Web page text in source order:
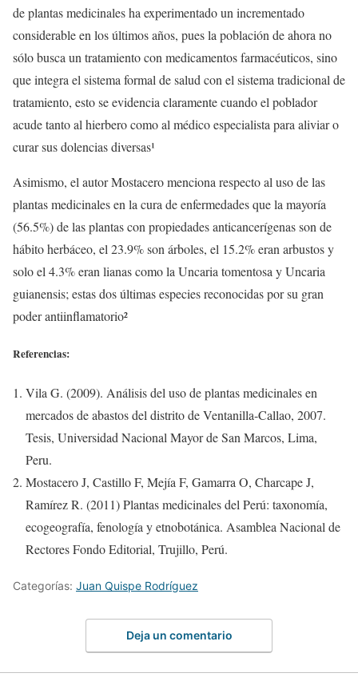
de plantas medicinales ha experimentado un incrementado
considerable en los últimos años, pues la población de ahora no
sólo busca un tratamiento con medicamentos farmacéuticos, sino
que integra el sistema formal de salud con el sistema tradicional de
tratamiento, esto se evidencia claramente cuando el poblador
acude tanto al hierbero como al médico especialista para aliviar o
curar sus dolencias diversas¹
Asimismo, el autor Mostacero menciona respecto al uso de las
plantas medicinales en la cura de enfermedades que la mayoría
(56.5%) de las plantas con propiedades anticancerígenas son de
hábito herbáceo, el 23.9% son árboles, el 15.2% eran arbustos y
solo el 4.3% eran lianas como la Uncaria tomentosa y Uncaria
guianensis; estas dos últimas especies reconocidas por su gran
poder antiinflamatorio²
Referencias:
Vila G. (2009). Análisis del uso de plantas medicinales en
mercados de abastos del distrito de Ventanilla-Callao, 2007.
Tesis, Universidad Nacional Mayor de San Marcos, Lima,
Peru.
Mostacero J, Castillo F, Mejía F, Gamarra O, Charcape J,
Ramírez R. (2011) Plantas medicinales del Perú: taxonomía,
ecogeografía, fenología y etnobotánica. Asamblea Nacional de
Rectores Fondo Editorial, Trujillo, Perú.
Categorías: Juan Quispe Rodríguez
Deja un comentario